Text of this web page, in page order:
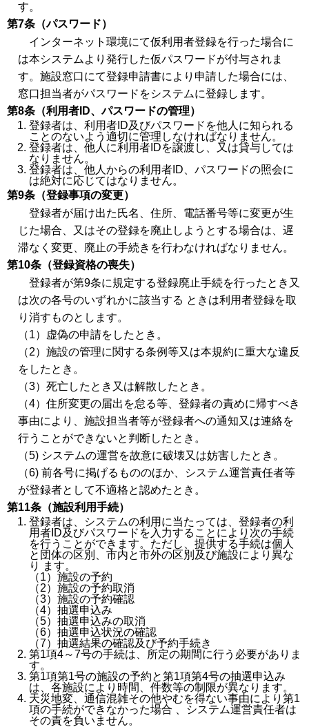
す。
第7条（パスワード）
インターネット環境にて仮利用者登録を行った場合に
は本システムより発行した仮パスワードが付与されま
す。施設窓口にて登録申請書により申請した場合には、
窓口担当者がパスワードをシステムに登録します。
第8条（利用者ID、パスワードの管理）
登録者は、利用者ID及びパスワードを他人に知られる
ことのないよう適切に管理しなければなりません。
登録者は、他人に利用者IDを譲渡し、又は貸与しては
なりません。
登録者は、他人からの利用者ID、パスワードの照会に
は絶対に応じてはなりません。
第9条（登録事項の変更）
登録者が届け出た氏名、住所、電話番号等に変更が生
じた場合、又はその登録を廃止しようとする場合は、遅
滞なく変更、廃止の手続きを行わなければなりません。
第10条（登録資格の喪失）
登録者が第9条に規定する登録廃止手続を行ったとき又
は次の各号のいずれかに該当する ときは利用者登録を取
り消すものとします。
（1）虚偽の申請をしたとき。
（2）施設の管理に関する条例等又は本規約に重大な違反
をしたとき。
（3）死亡したとき又は解散したとき。
（4）住所変更の届出を怠る等、登録者の責めに帰すべき
事由により、施設担当者等が登録者への通知又は連絡を
行うことができないと判断したとき。
（5) システムの運営を故意に破壊又は妨害したとき。
（6) 前各号に掲げるもののほか、システム運営責任者等
が登録者として不適格と認めたとき。
第11条（施設利用手続）
登録者は、システムの利用に当たっては、登録者の利
用者ID及びパスワードを入力することにより次の手続
を行うことができます。ただし、提供する手続は個人
と団体の区別、市内と市外の区別及び施設により異な
り ます。
（1）施設の予約
（2）施設の予約取消
（3）施設の予約確認
（4）抽選申込み
（5）抽選申込みの取消
（6）抽選申込状況の確認
（7）抽選結果の確認及び予約手続き
第1項4～7号の手続は、所定の期間に行う必要がありま
す。
第1項第1号の施設の予約と第1項第4号の抽選申込み
は、各施設により時間、件数等の制限が異なります。
天災地変、通信混雑その他やむを得ない事由により第1
項の手続ができなかった場合 、システム運営責任者は
その責を負いません。